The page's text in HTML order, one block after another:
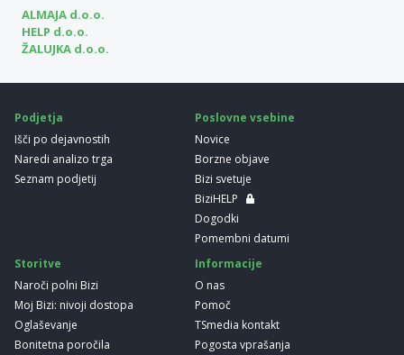
ALMAJA d.o.o.
HELP d.o.o.
ŽALUJKA d.o.o.
Podjetja
Išči po dejavnostih
Naredi analizo trga
Seznam podjetij
Poslovne vsebine
Novice
Borzne objave
Bizi svetuje
BiziHELP
Dogodki
Pomembni datumi
Storitve
Naroči polni Bizi
Moj Bizi: nivoji dostopa
Oglaševanje
Bonitetna poročila
Informacije
O nas
Pomoč
TSmedia kontakt
Pogosta vprašanja